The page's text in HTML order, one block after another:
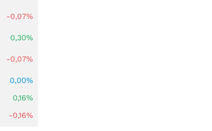
-0,07%
0,30%
-0,07%
0,00%
0,16%
-0,16%